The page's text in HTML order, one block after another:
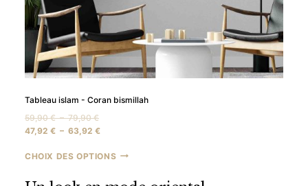
Tableau islam - Coran bismillah
59,90€ – 79,90€Plage
de
59,90 €
47,92 € – 63,92 €Plage
prix :
CHOIX DES OPTIONS